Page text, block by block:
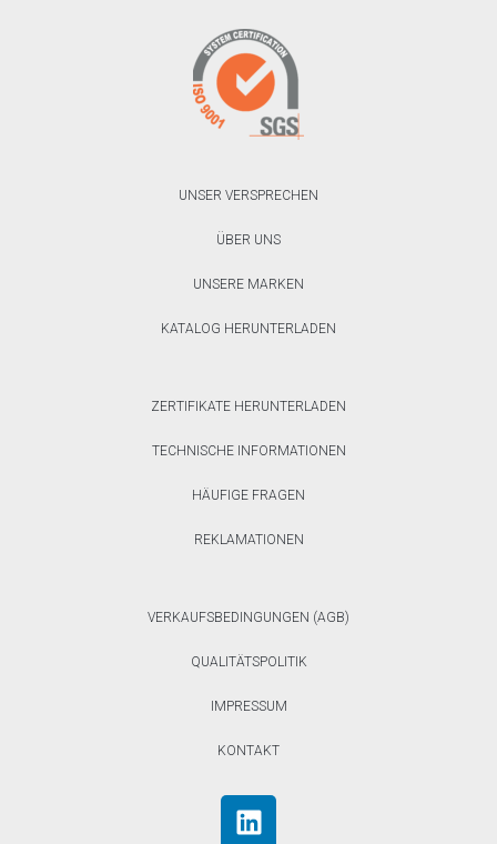
UNSER VERSPRECHEN
ÜBER UNS
UNSERE MARKEN
KATALOG HERUNTERLADEN
ZERTIFIKATE HERUNTERLADEN
TECHNISCHE INFORMATIONEN
HÄUFIGE FRAGEN
REKLAMATIONEN
VERKAUFSBEDINGUNGEN (AGB)
QUALITÄTSPOLITIK
IMPRESSUM
KONTAKT